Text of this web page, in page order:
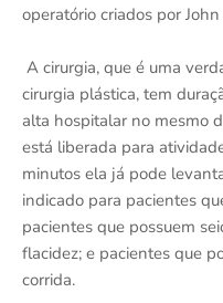
operatório criados por
A cirurgia, que é uma
cirurgia plástica, tem
alta hospitalar no mesmo
está liberada para
minutos ela já pode
indicado para pacientes
pacientes que possuem
flacidez; e pacientes que
corrida.